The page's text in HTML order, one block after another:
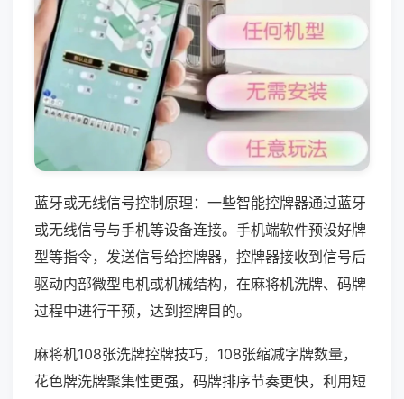
蓝牙或无线信号控制原理：一些智能控牌器通过蓝牙
或无线信号与手机等设备连接。手机端软件预设好牌
型等指令，发送信号给控牌器，控牌器接收到信号后
驱动内部微型电机或机械结构，在麻将机洗牌、码牌
过程中进行干预，达到控牌目的。
麻将机108张洗牌控牌技巧，108张缩减字牌数量，
花色牌洗牌聚集性更强，码牌排序节奏更快，利用短